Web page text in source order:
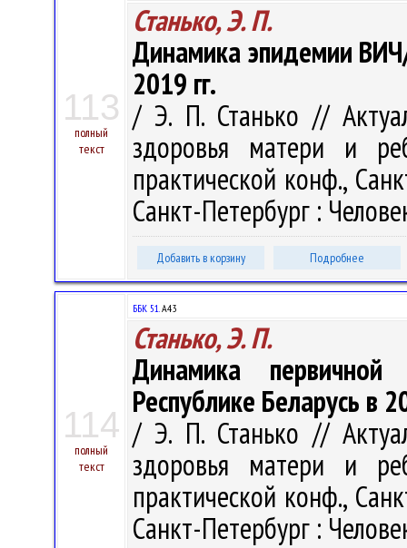
113
полный
текст
Станько, Э. П.
Динамика эпидемии
2019 гг.
/ Э. П. Станько //
здоровья матери и
практической конф.,
Санкт-Петербург :
Добавить в корзину Подробнее
114
полный
текст
ББК 51.А43
Станько, Э. П.
Динамика
Республике Беларусь в
/ Э. П. Станько //
здоровья матери и
практической конф.,
Санкт-Петербург :